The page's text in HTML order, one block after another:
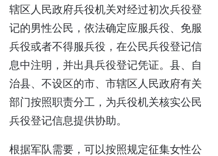
辖区人民政府兵役机关对经过初次兵役登
记的男性公民，依法确定应服兵役、免服
兵役或者不得服兵役，在公民兵役登记信
息中注明，并出具兵役登记凭证。县、自
治县、不设区的市、市辖区人民政府有关
部门按照职责分工，为兵役机关核实公民
兵役登记信息提供协助。
根据军队需要，可以按照规定征集女性公